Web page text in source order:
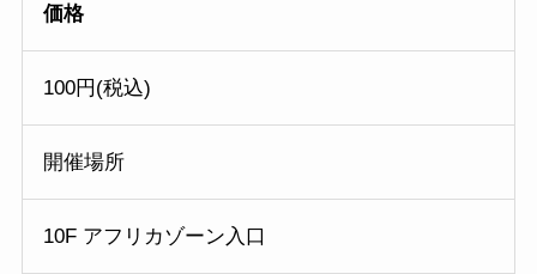
価格
100円(税込)
開催場所
10F アフリカゾーン入口